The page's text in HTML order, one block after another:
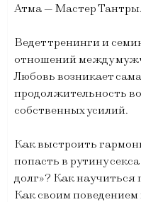
Атма — Мастер Тантры.
Ведет тренинги и
отношений между
Любовь возникает
продолжительность
собственных усилий.
Как выстроить
попасть в рутину
долг»? Как
Как своим